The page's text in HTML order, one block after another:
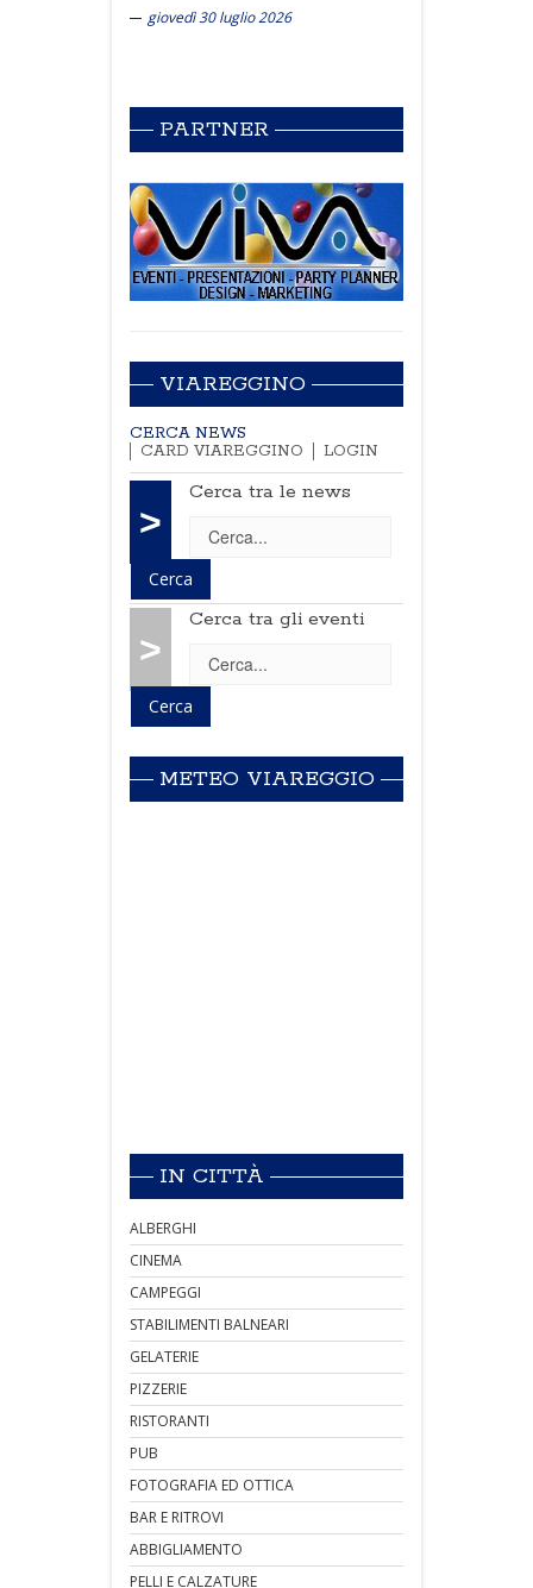
giovedì 30 luglio 2026
PARTNER
VIAREGGINO
CERCA NEWS
CARD VIAREGGINO
LOGIN
>
Cerca tra le news
>
Cerca tra gli eventi
METEO VIAREGGIO
IN CITTÀ
ALBERGHI
CINEMA
CAMPEGGI
STABILIMENTI BALNEARI
GELATERIE
PIZZERIE
RISTORANTI
PUB
FOTOGRAFIA ED OTTICA
BAR E RITROVI
ABBIGLIAMENTO
PELLI E CALZATURE